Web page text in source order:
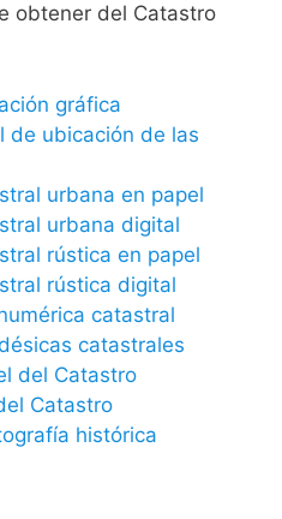
obtener del Catastro
gráfica
de ubicación de las
urbana en papel
urbana digital
rústica en papel
rústica digital
catastral
catastrales
del Catastro
Catastro
histórica